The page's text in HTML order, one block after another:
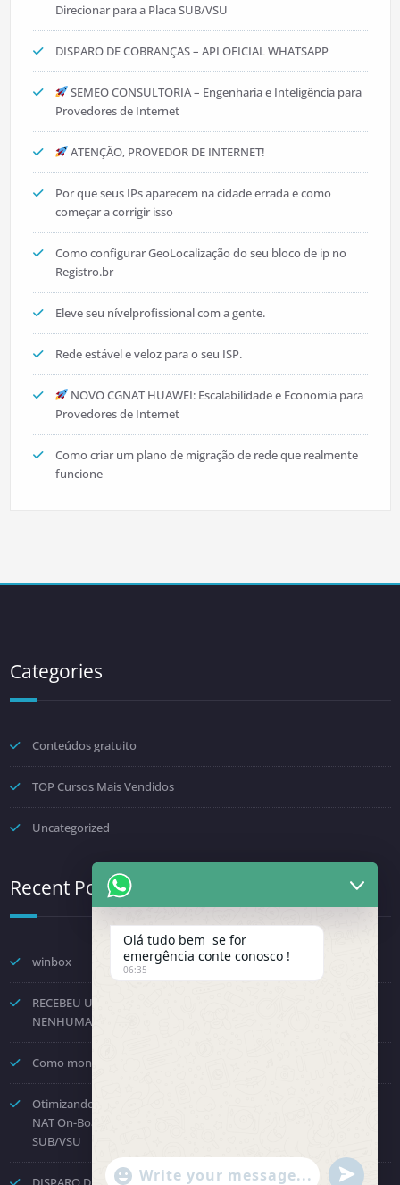
Direcionar para a Placa SUB/VSU
DISPARO DE COBRANÇAS – API OFICIAL WHATSAPP
SEMEO CONSULTORIA – Engenharia e Inteligência para
Provedores de Internet
ATENÇÃO, PROVEDOR DE INTERNET!
Por que seus IPs aparecem na cidade errada e como
começar a corrigir isso
Como configurar GeoLocalização do seu bloco de ip no
Registro.br
Eleve seu nívelprofissional com a gente.
Rede estável e veloz para o seu ISP.
NOVO CGNAT HUAWEI: Escalabilidade e Economia para
Provedores de Internet
Como criar um plano de migração de rede que realmente
funcione
Categories
Conteúdos gratuito
TOP Cursos Mais Vendidos
Uncategorized
Recent Posts
winbox
RECEBEU UMA NOTIFICAÇÃO DA FENINFRA? NÃO TOME
NENHUMA DECISÃO POR PRESSÃO.
Como montar um provedor com a Starlink? Passo a passo!
Otimizando o Roteamento e Processamento: Como Desabilitar o
NAT On-Board no Huawei NE8000 e Direcionar para a Placa
SUB/VSU
Olá tudo bem se for
emergência conte conosco !
06:35
"+chaty_settings.lang.emoji_picker+" undefined